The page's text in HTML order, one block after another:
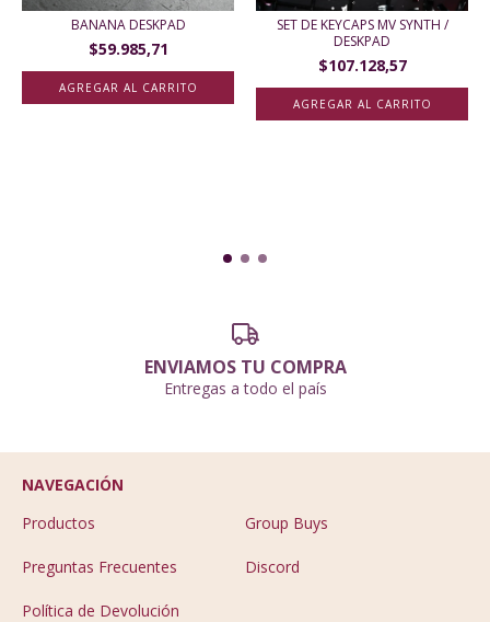
BANANA DESKPAD
$59.985,71
SET DE KEYCAPS MV SYNTH /
DESKPAD
$107.128,57
AGREGAR AL CARRITO
ENVIAMOS TU COMPRA
Entregas a todo el país
NAVEGACIÓN
Productos
Group Buys
Preguntas Frecuentes Discord
Política de Devolución